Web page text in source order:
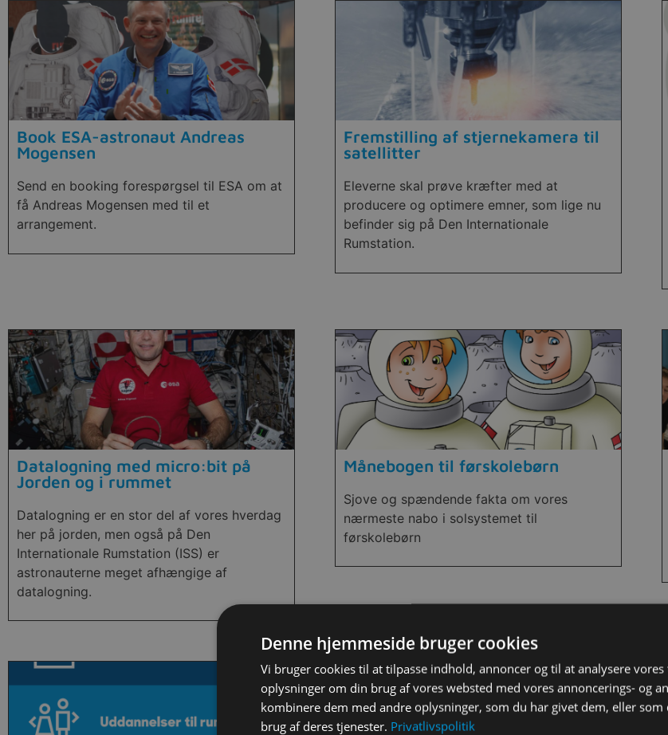
Book ESA-astronaut Andreas
Mogensen
Send en booking forespørgsel til ESA om at
få Andreas Mogensen med til et
arrangement.
Fremstilling af stjernekamera til
satellitter
Eleverne skal prøve kræfter med at
producere og optimere emner, som lige nu
befinder sig på Den Internationale
Rumstation.
Datalogning med micro:bit på
Jorden og i rummet
Datalogning er en stor del af vores hverdag
her på jorden, men også på Den
Internationale Rumstation (ISS) er
astronauterne meget afhængige af
datalogning.
Månebogen til førskolebørn
Sjove og spændende fakta om vores
nærmeste nabo i solsystemet til
førskolebørn
Denne hjemmeside bruger cookies
Vi bruger cookies til at tilpasse indhold, annoncer og til at analysere
oplysninger om din brug af vores websted med vores annoncerings- og
kombinere dem med andre oplysninger, som du har givet dem, eller
brug af deres tjenester. Privatlivspolitik